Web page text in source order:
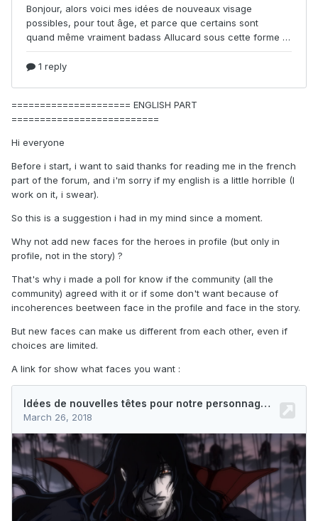
===================== ENGLISH PART
==========================
Hi everyone
Before i start, i want to said thanks for reading me in the french
part of the forum, and i'm sorry if my english is a little horrible (I
work on it, i swear).
So this is a suggestion i had in my mind since a moment.
Why not add new faces for the heroes in profile (but only in
profile, not in the story) ?
That's why i made a poll for know if the community (all the
community) agreed with it or if some don't want because of
incoherences beetween face in the profile and face in the story.
But new faces can make us different from each other, even if
choices are limited.
A link for show what faces you want :